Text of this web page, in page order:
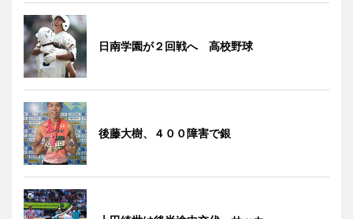
日南学園が２回戦へ 高校野球
後藤大樹、４００障害で銀